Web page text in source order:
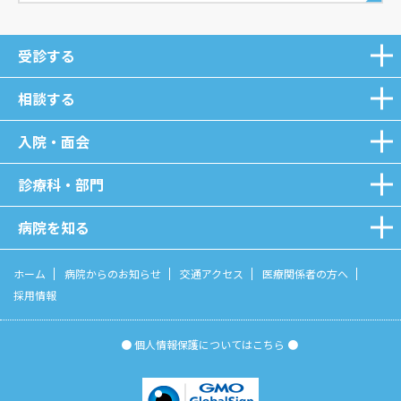
受診する
相談する
入院・面会
診療科・部門
病院を知る
ホーム 病院からのお知らせ 交通アクセス
医療関係者の方へ
採用情報
● 個人情報保護についてはこちら ●